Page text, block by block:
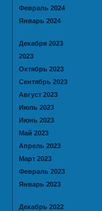
Февраль 2024
Январь 2024
Декабря 2023
2023
Октябрь 2023
Сентябрь 2023
Август 2023
Июль 2023
Июнь 2023
Май 2023
Апрель 2023
Март 2023
Февраль 2023
Январь 2023
Декабрь 2022